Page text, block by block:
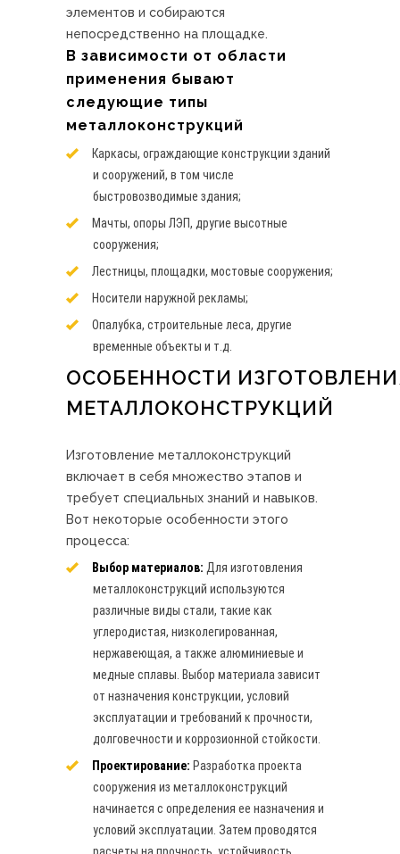
элементов и собираются
непосредственно на площадке.
В зависимости от области
применения бывают
следующие типы
металлоконструкций
Каркасы, ограждающие конструкции зданий
и сооружений, в том числе
быстровозводимые здания;
Мачты, опоры ЛЭП, другие высотные
сооружения;
Лестницы, площадки, мостовые сооружения;
Носители наружной рекламы;
Опалубка, строительные леса, другие
временные объекты и т.д.
ОСОБЕННОСТИ
МЕТАЛЛОКОНСТРУКЦИЙ
Изготовление металлоконструкций
включает в себя множество этапов и
требует специальных знаний и навыков.
Вот некоторые особенности этого
процесса:
Выбор материалов: Для изготовления
металлоконструкций используются
различные виды стали, такие как
углеродистая, низколегированная,
нержавеющая, а также алюминиевые и
медные сплавы. Выбор материала зависит
от назначения конструкции, условий
эксплуатации и требований к прочности,
долговечности и коррозионной стойкости.
Проектирование: Разработка проекта
сооружения из металлоконструкций
начинается с определения ее назначения и
условий эксплуатации. Затем проводятся